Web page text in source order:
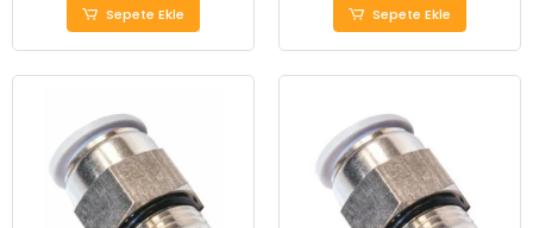
Sepete Ekle Sepete Ekle